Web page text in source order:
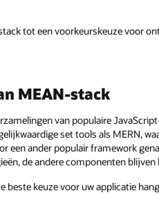
tot een voorkeurskeuze voor
MEAN-stack
van populaire
set tools als MERN,
een ander populair framework
de andere componenten blijven
beste keuze voor uw applicatie